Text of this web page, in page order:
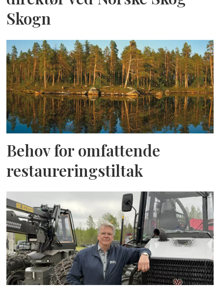
Skogn
Behov for omfattende
restaureringstiltak